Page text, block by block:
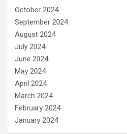
October 2024
September 2024
August 2024
July 2024
June 2024
May 2024
April 2024
March 2024
February 2024
January 2024